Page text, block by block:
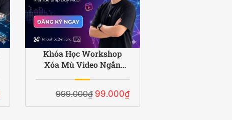
Khóa Học Workshop
Xóa Mù Video Ngắn
999.000₫ 99.000₫